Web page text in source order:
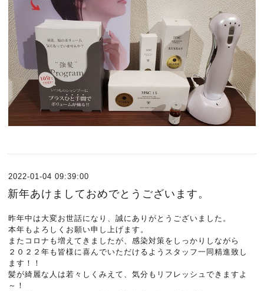
2022-01-04 09:39:00
新年あけましておめでとうございます。
昨年中は大変お世話になり、誠にありがとうございました。
本年もよろしくお願い申し上げます。
またコロナも増えてきましたが、感染対策をしっかりしながら
２０２２年も皆様に喜んでいただけるようスタッフ一同精進致し
ます！！
髪が綺麗な人は若々しくみえて、気分もリフレッシュできますよ
～！